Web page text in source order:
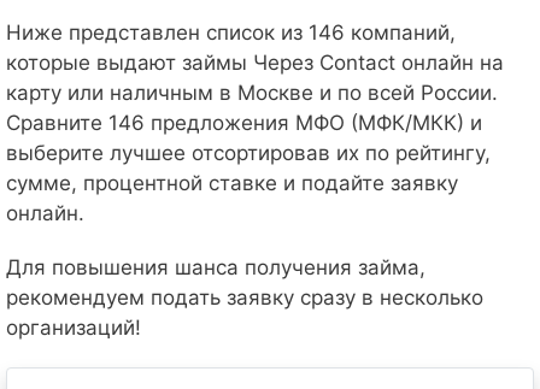
Ниже представлен список из 146 компаний,
которые выдают займы Через Contact онлайн на
карту или наличным в Москве и по всей России.
Сравните 146 предложения МФО (МФК/МКК) и
выберите лучшее отсортировав их по рейтингу,
сумме, процентной ставке и подайте заявку
онлайн.
Для повышения шанса получения займа,
рекомендуем подать заявку сразу в несколько
организаций!